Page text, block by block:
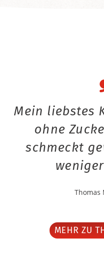
Mein liebstes
ohne
schmeckt
Thomas
MEHR ZU